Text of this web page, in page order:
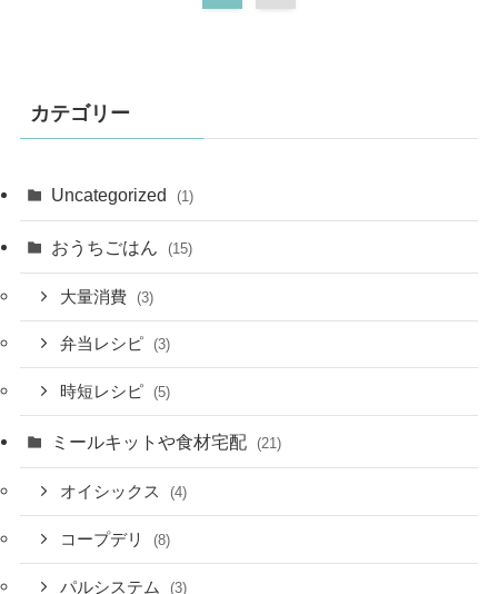
カテゴリー
Uncategorized (1)
おうちごはん (15)
大量消費 (3)
弁当レシピ (3)
時短レシピ (5)
ミールキットや食材宅配 (21)
オイシックス (4)
コープデリ (8)
パルシステム (3)